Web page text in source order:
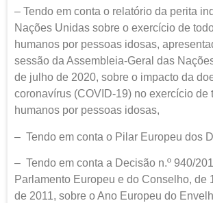
– Tendo em conta o relatório da perita
Nações Unidas sobre o exercício de
humanos por pessoas idosas,
sessão da Assembleia-Geral das
de julho de 2020, sobre o impacto da
coronavírus (COVID-19) no exercício de
humanos por pessoas idosas,
– Tendo em conta o Pilar Europeu dos
– Tendo em conta a Decisão n.º 940/
Parlamento Europeu e do Conselho, de
de 2011, sobre o Ano Europeu do